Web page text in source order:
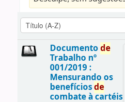
Documento de
Trabalho nº
001/2019 :
Mensurando os
benefíciosde
combate à cartéis